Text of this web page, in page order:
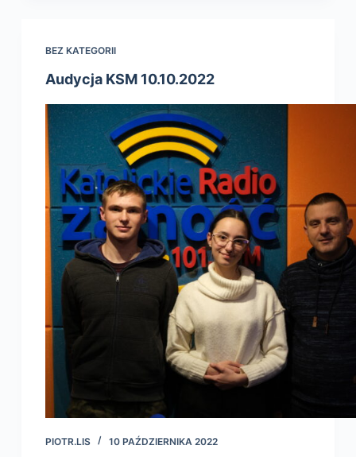
BEZ KATEGORII
Audycja KSM 10.10.2022
PIOTR.LIS 10 PAŹDZIERNIKA 2022